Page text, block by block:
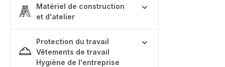
Matériel de construction
et d'atelier
Protection du travail
Vêtements de travail
Hygiène de l'entreprise